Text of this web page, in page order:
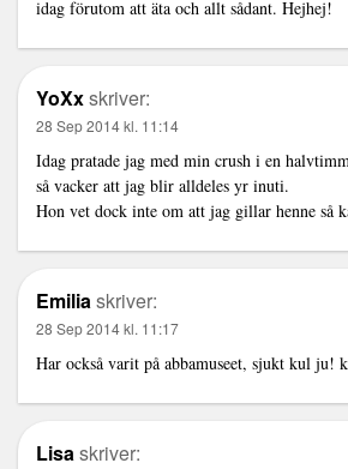
idag förutom att äta och allt sådant. Hejhej!
YoXxskriver:
28 Sep 2014 kl. 11:14
Idag pratade jag med min crush i en
så vacker att jag blir alldeles yr inuti.
Hon vet dock inte om att jag gillar henne så
Emiliaskriver:
28 Sep 2014 kl. 11:17
Har också varit på abbamuseet, sjukt kul ju!
Lisaskriver: